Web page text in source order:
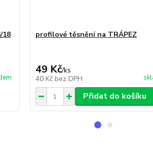
18 profilové těsnění na TRÁPEZ
49 Kč/ks
40 Kč bez DPH
Přidat do košíku